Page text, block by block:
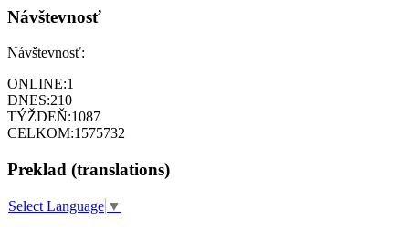
Návštevnosť
Návštevnosť:
ONLINE:1
DNES:210
TÝŽDEŇ:1087
CELKOM:1575732
Preklad (translations)
Select Language ▼